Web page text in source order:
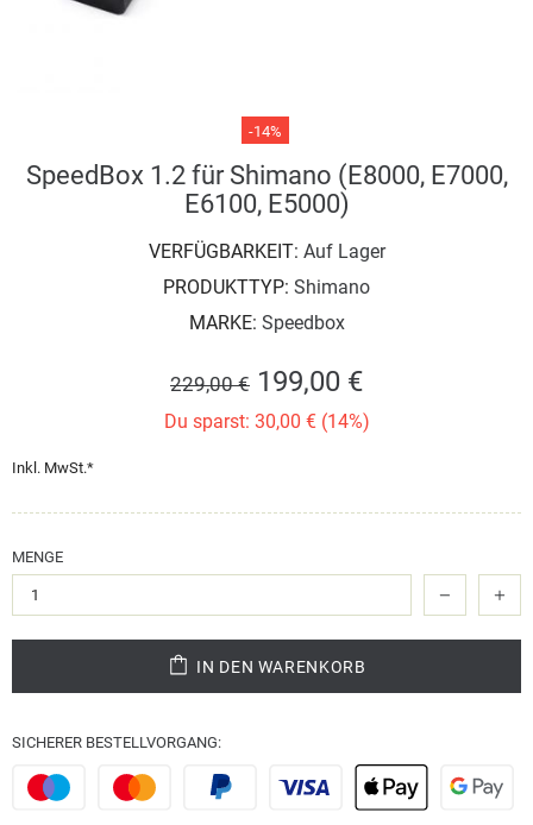
-14%
SpeedBox 1.2 für Shimano (E8000, E7000,
E6100, E5000)
VERFÜGBARKEIT: Auf Lager
PRODUKTTYP: Shimano
MARKE: Speedbox
229,00 € 199,00 €
Du sparst: 30,00 € (14%)
Inkl. MwSt.*
MENGE
IN DEN WARENKORB
SICHERER BESTELLVORGANG: